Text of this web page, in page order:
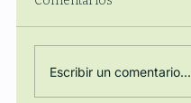
Escribir un comentario...